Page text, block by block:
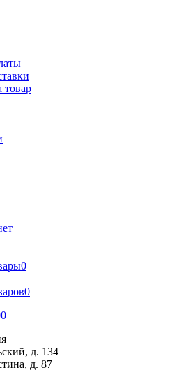
товар
0
0
д. 134
д. 87